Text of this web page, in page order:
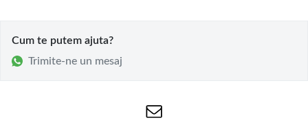
Cum te putem ajuta?
Trimite-ne un mesaj